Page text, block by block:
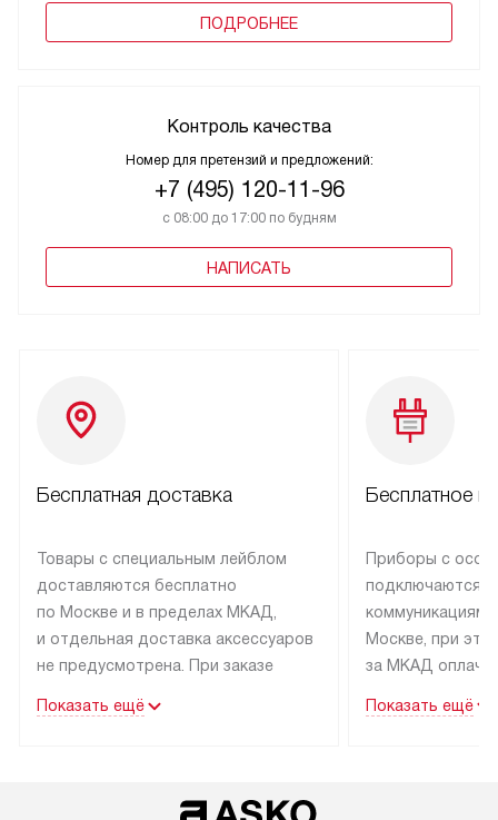
ПОДРОБНЕЕ
Контроль качества
Номер для претензий и предложений:
+7 (495) 120-11-96
с 08:00 до 17:00 по будням
НАПИСАТЬ
Бесплатная доставка
Товары с специальным лейблом
доставляются бесплатно
по Москве и в пределах МКАД,
и отдельная доставка аксессуаров
не предусмотрена. При заказе
рекомендуем обсудить
со статусом «В наличии» могут
Показать ещё
Бесплатное
Приборы с
подключаются к
коммуникациям
Москве, при
за МКАД
партнера
Показать ещё